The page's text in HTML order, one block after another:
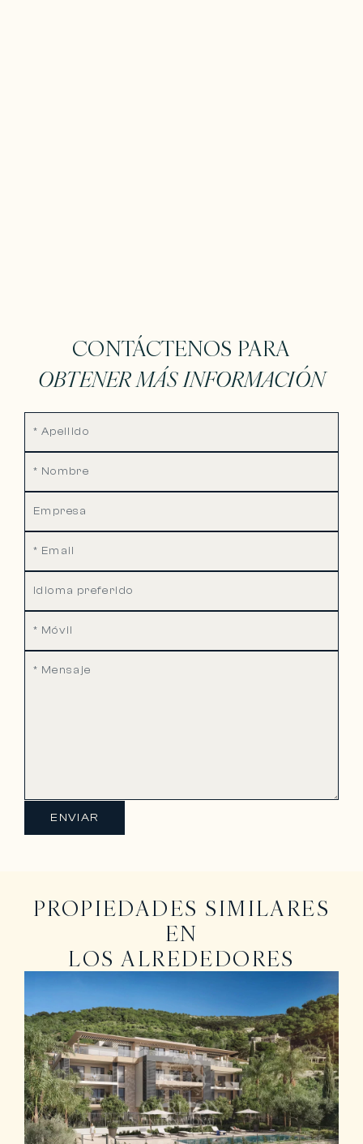
CONTÁCTENOS PARA
OBTENER MÁS INFORMACIÓN
ENVIAR
PROPIEDADES SIMILARES
EN
LOS ALREDEDORES